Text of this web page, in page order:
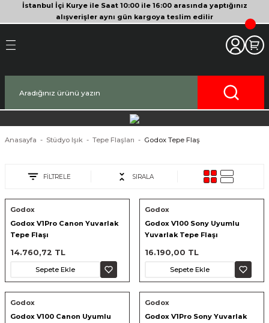
İstanbul İçi Kurye ile Saat 10:00 ile 16:00 arasında yaptığınız
alışverişler aynı gün kargoya teslim edilir
Geri Dön
Makinesi
Geri Dön
Geri Dön
Kameralar
Aksesuarları
Cihazları
Geri Dön
Geri Dön
Aksesuarları
Geri Dön
Geri Dön
Tripodları
Tripodlar
Geri Dön
Geri Dön
ve Tüyler
Geri Dön
Geri Dön
Anasayfa Stüdyo Işık Tepe Flaşları Godox Tepe Flaş
FİLTRELE SIRALA
Godox
Godox V1Pro Canon Yuvarlak
Tepe Flaşı
14.760,72 TL
Sepete Ekle
Godox
Godox V100 Sony Uyumlu
Yuvarlak Tepe Flaşı
16.190,00 TL
Sepete Ekle
Godox
Godox V100 Canon Uyumlu
Godox
Godox V1Pro Sony Yuvarlak